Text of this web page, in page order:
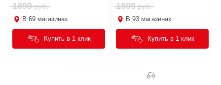
1899руб.
В 69 магазинах
Купить в 1 клик
1899руб.
В 93 магазинах
Купить в 1 клик